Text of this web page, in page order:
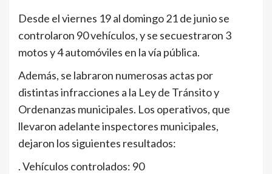
Desde el viernes 19 al domingo 21 de junio se
controlaron 90 vehículos, y se secuestraron 3
motos y 4 automóviles en la vía pública.
Además, se labraron numerosas actas por
distintas infracciones a la Ley de Tránsito y
Ordenanzas municipales. Los operativos, que
llevaron adelante inspectores municipales,
dejaron los siguientes resultados:
. Vehículos controlados: 90